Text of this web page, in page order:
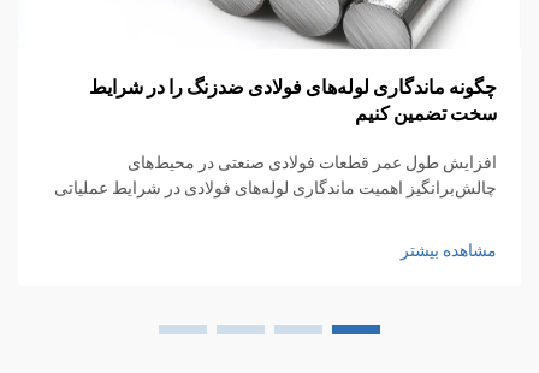
چگونه ماندگاری لوله‌های فولادی ضدزنگ را در شرایط
سخت تضمین کنیم
افزایش طول عمر قطعات فولادی صنعتی در محیط‌های
چالش‌برانگیز اهمیت ماندگاری لوله‌های فولادی در شرایط عملیاتی
گسترش مرزهای شرایط عملیاتی هستند. از مواد شیمیایی...
مشاهده بیشتر